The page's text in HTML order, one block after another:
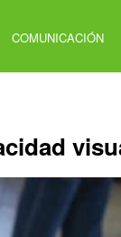
COMUNICACIÓN